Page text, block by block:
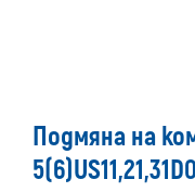
Подмяна на